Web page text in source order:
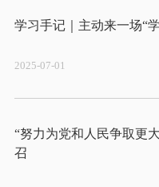
2025-07-01
“努力为党和人民争取更